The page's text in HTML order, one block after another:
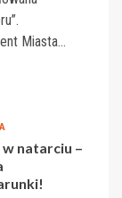
Miasta...
w natarciu –